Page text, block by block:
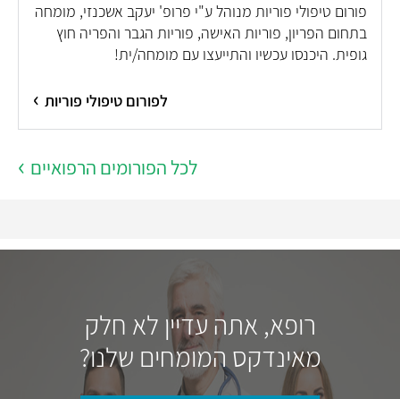
פורום טיפולי פוריות מנוהל ע"י פרופ' יעקב אשכנזי, מומחה
בתחום הפריון, פוריות האישה, פוריות הגבר והפריה חוץ
גופית. היכנסו עכשיו והתייעצו עם מומחה/ית!
לפורום טיפולי פוריות
לכל הפורומים הרפואיים
רופא, אתה עדיין לא חלק
מאינדקס המומחים שלנו?